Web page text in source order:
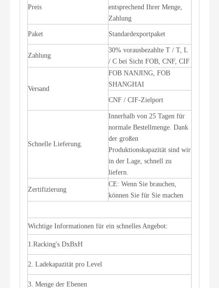
Preis
entsprechend Ihrer Menge,
Zahlung
Paket Standardexportpaket
Zahlung
30% vorausbezahlte T / T, L
/ C bei Sicht FOB, CNF, CIF
Versand
FOB NANJING, FOB
SHANGHAI
CNF / CIF-Zielport
Schnelle Lieferung.
Innerhalb von 25 Tagen für
normale Bestellmenge. Dank
der großen
Produktionskapazität sind wir
in der Lage, schnell zu
liefern.
Zertifizierung
CE: Wenn Sie brauchen,
können Sie für Sie machen
Wichtige Informationen für ein schnelles Angebot:
1.Racking's DxBxH
2. Ladekapazität pro Level
3. Menge der Ebenen